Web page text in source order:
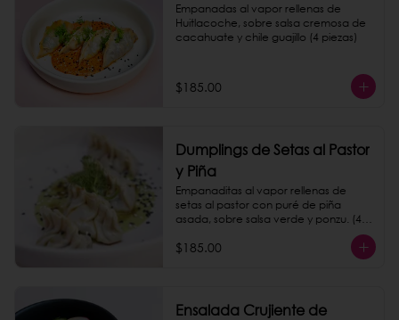
Empanadas al vapor rellenas de
Huitlacoche, sobre salsa cremosa de
cacahuate y chile guajillo (4 piezas)
$185.00
Dumplings de Setas al Pastor
y Piña
Empanaditas al vapor rellenas de
setas al pastor con puré de piña
asada, sobre salsa verde y ponzu. (4
$185.00
Ensalada Crujiente de